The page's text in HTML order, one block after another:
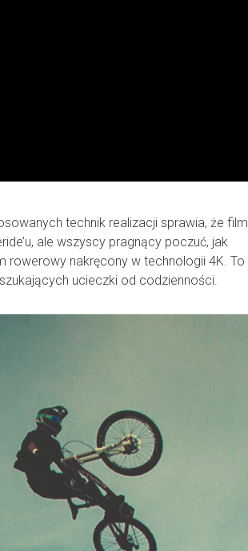
technik realizacji sprawia, że film
ale wszyscy pragnący poczuć, jak
rowerowy nakręcony w technologii 4K. To
ucieczki od codzienności.